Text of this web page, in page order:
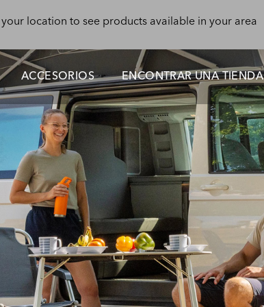
location to see products available in your area
ACCESORIOS ENCONTRAR UNA TIENDA